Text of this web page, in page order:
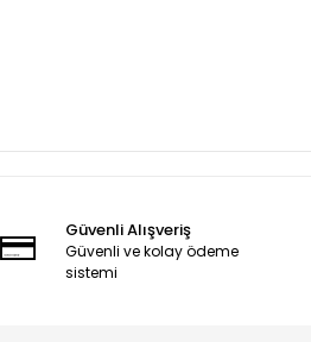
Güvenli Alışveriş
Güvenli ve kolay ödeme
sistemi